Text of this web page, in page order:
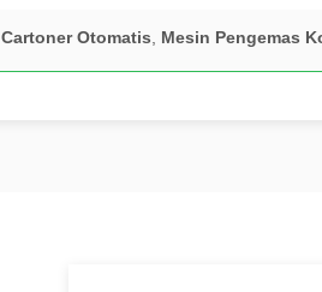
Cartoner Otomatis Mesin Pengemas